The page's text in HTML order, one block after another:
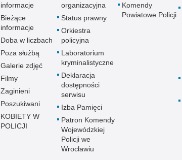
informacje
Bieżące
informacje
Doba w liczbach
Poza służbą
Galerie zdjęć
Filmy
Zaginieni
Poszukiwani
KOBIETY W
POLICJI
organizacyjna
Status prawny
Orkiestra
policyjna
Laboratorium
kryminalistyczne
Deklaracja
dostępności
serwisu
Izba Pamięci
Patron Komendy
Wojewódzkiej
Policji we
Wrocławiu
Komendy
Powiatowe Policji